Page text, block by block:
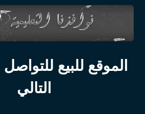
الموقع للبيع
التالي